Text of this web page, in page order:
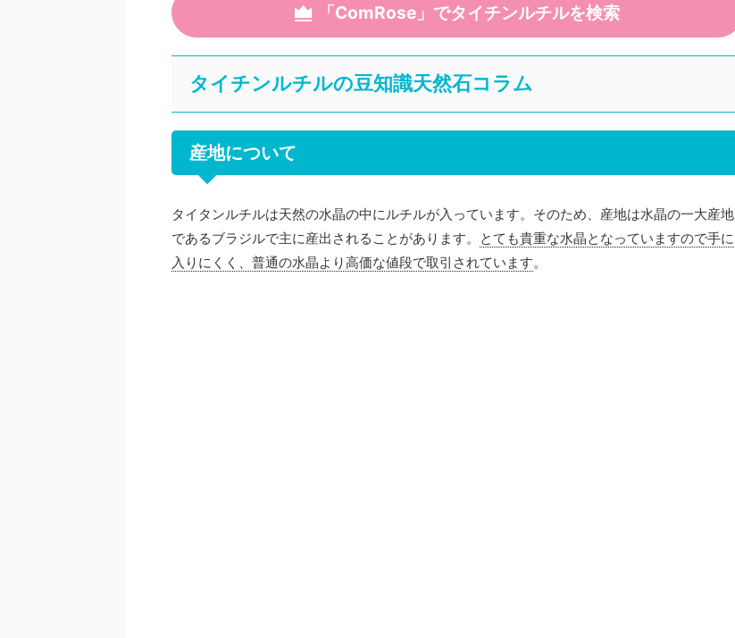
「ComRose」でタイチンルチルを検索
タイチンルチルの豆知識天然石コラム
産地について
タイタンルチルは天然の水晶の中にルチルが入っています。そのため、産地は水晶の一大産地
であるブラジルで主に産出されることがあります。
とても貴重な水晶となっていますので手に
入りにくく、普通の水晶より高価な値段で取引されています。